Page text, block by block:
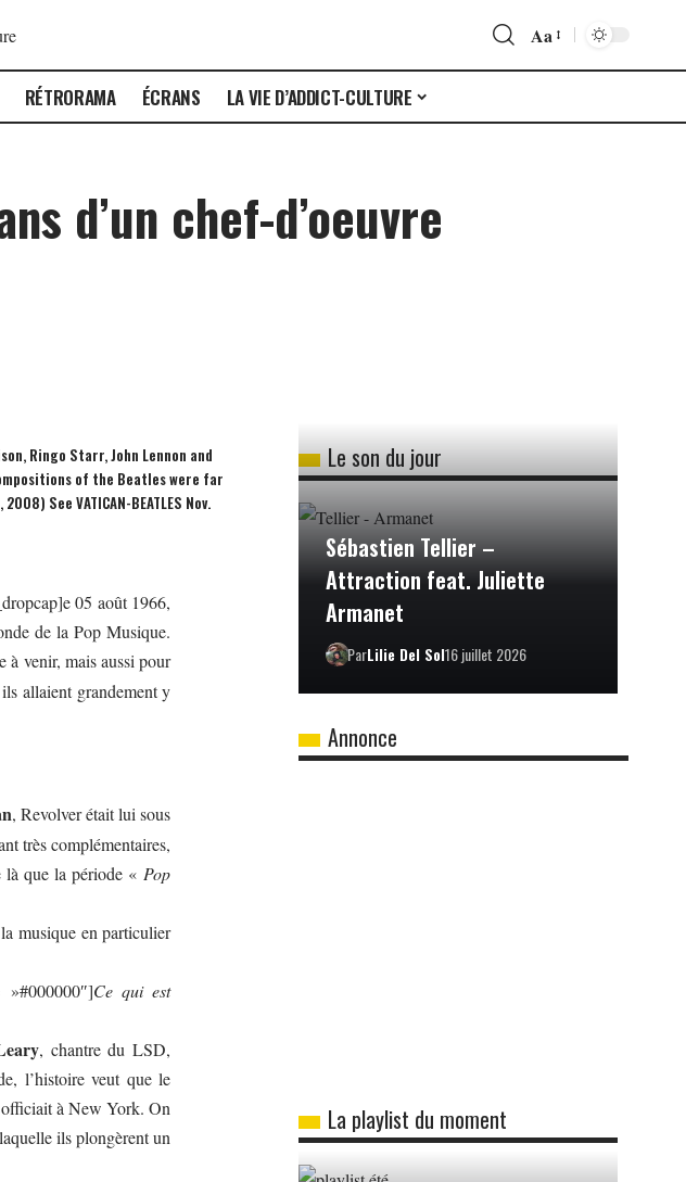
Aa
RÉTRORAMA ÉCRANS LA VIE D’ADDICT-CULTURE
d’un chef-d’oeuvre
Ringo Starr, John Lennon and
of the Beatles were far
See VATICAN-BEATLES Nov.
05 août 1966,
de la Pop Musique.
à venir, mais aussi pour
allaient grandement y
, Revolver était lui sous
très complémentaires,
là que la période « Pop
musique en particulier
Ce qui est
, chantre du LSD,
l’histoire veut que le
à New York. On
ils plongèrent un
Le son du jour
Sébastien Tellier –
Attraction feat. Juliette
Armanet
ParLilie Del Sol16 juillet 2026
Annonce
La playlist du moment